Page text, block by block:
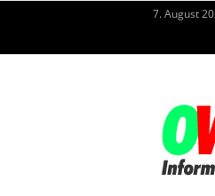
7. August